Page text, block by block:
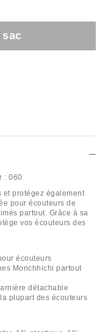
sac
: 060
et protégez également
pour écouteurs de
partout. Grâce à sa
vos écouteurs des
écouteurs
Monchhichi partout
détachable
plupart des écouteurs